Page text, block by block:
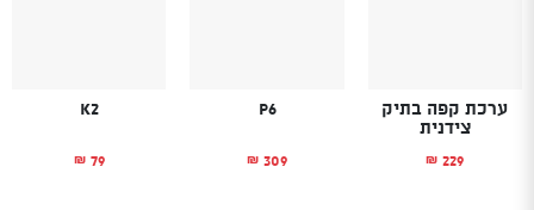
ערכת קפה בתיק
צידנית
₪ 229
P6
₪ 309
K2
₪ 79